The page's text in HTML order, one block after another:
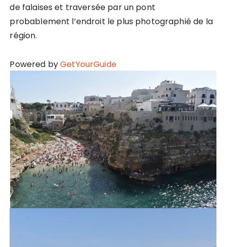
de falaises et traversée par un pont
probablement l’endroit le plus photographié de la
région.
Powered byGetYourGuide